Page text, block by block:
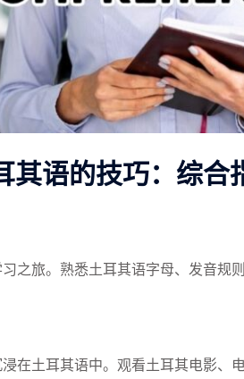
其语的技巧：综合
之旅。熟悉土耳其语字母、发音
在土耳其语中。观看土耳其电影、